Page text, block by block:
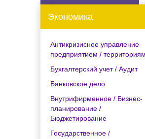
Экономика
Антикризисное управление
предприятием /
Бухгалтерский учет / Аудит
Банковское дело
Внутрифирменное / Бизнес-
планирование /
Бюджетирование
Государственное /